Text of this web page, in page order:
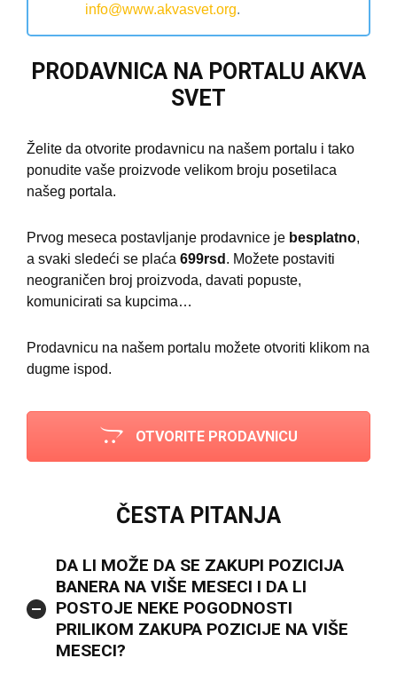
info@www.akvasvet.org.
PRODAVNICA NA PORTALU AKVA
SVET
Želite da otvorite prodavnicu na našem portalu i tako
ponudite vaše proizvode velikom broju posetilaca
našeg portala.
Prvog meseca postavljanje prodavnice je besplatno,
a svaki sledeći se plaća 699rsd . Možete postaviti
neograničen broj proizvoda, davati popuste,
komunicirati sa kupcima…
Prodavnicu na našem portalu možete otvoriti klikom na
dugme ispod.
OTVORITE PRODAVNICU
ČESTA PITANJA
DA LI MOŽE DA SE ZAKUPI POZICIJA
BANERA NA VIŠE MESECI I DA LI
POSTOJE NEKE POGODNOSTI
PRILIKOM ZAKUPA POZICIJE NA VIŠE
MESECI?